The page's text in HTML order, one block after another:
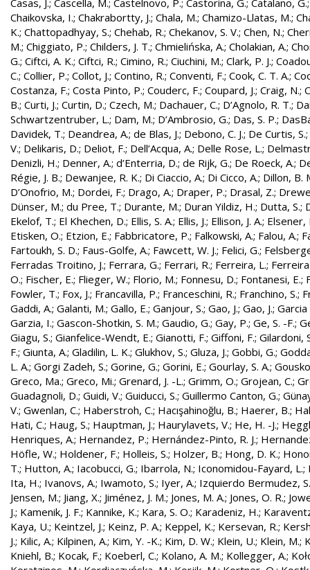
Casas, J.; Cascella, M.; Castelnovo, P.; Castorina, G.; Catalano, G.
Chaikovska, I.; Chakrabortty, J.; Chala, M.; Chamizo-Llatas, M.;
K.; Chattopadhyay, S.; Chehab, R.; Chekanov, S. V.; Chen, N.;
M.; Chiggiato, P.; Childers, J. T.; Chmielińska, A.; Cholakian, A.;
G.; Ciftci, A. K.; Ciftci, R.; Cimino, R.; Ciuchini, M.; Clark, P. J.;
C.; Collier, P.; Collot, J.; Contino, R.; Conventi, F.; Cook, C. T. A.;
Costanza, F.; Costa Pinto, P.; Couderc, F.; Coupard, J.; Craig, N.;
B.; Curti, J.; Curtin, D.; Czech, M.; Dachauer, C.; D’Agnolo, R. T.;
Schwartzentruber, L.; Dam, M.; D’Ambrosio, G.; Das, S. P.;
Davidek, T.; Deandrea, A.; de Blas, J.; Debono, C. J.; De Curtis, S.;
V.; Delikaris, D.; Deliot, F.; Dell’Acqua, A.; Delle Rose, L.;
Denizli, H.; Denner, A.; d’Enterria, D.; de Rijk, G.; De Roeck, A.;
Régie, J. B.; Dewanjee, R. K.; Di Ciaccio, A.; Di Cicco, A.; Dillon, B.
D’Onofrio, M.; Dordei, F.; Drago, A.; Draper, P.; Drasal, Z.;
Dünser, M.; du Pree, T.; Durante, M.; Duran Yildiz, H.; Dutta, S.;
Ekelof, T.; El Khechen, D.; Ellis, S. A.; Ellis, J.; Ellison, J. A.; Elsener,
Etisken, O.; Etzion, E.; Fabbricatore, P.; Falkowski, A.; Falou, A.;
Fartoukh, S. D.; Faus-Golfe, A.; Fawcett, W. J.; Felici, G.;
Ferradas Troitino, J.; Ferrara, G.; Ferrari, R.; Ferreira, L.;
O.; Fischer, E.; Flieger, W.; Florio, M.; Fonnesu, D.; Fontanesi, E.;
Fowler, T.; Fox, J.; Francavilla, P.; Franceschini, R.; Franchino, S.;
Gaddi, A.; Galanti, M.; Gallo, E.; Ganjour, S.; Gao, J.; Gao, J.; Garcia
Garzia, I.; Gascon-Shotkin, S. M.; Gaudio, G.; Gay, P.; Ge, S. -F.;
Giagu, S.; Gianfelice-Wendt, E.; Gianotti, F.; Giffoni, F.; Gilardoni,
F.; Giunta, A.; Gladilin, L. K.; Glukhov, S.; Gluza, J.; Gobbi, G.;
L. A.; Gorgi Zadeh, S.; Gorine, G.; Gorini, E.; Gourlay, S. A.;
Greco, Ma.; Greco, Mi.; Grenard, J. -L.; Grimm, O.; Grojean, C.;
Guadagnoli, D.; Guidi, V.; Guiducci, S.; Guillermo Canton, G.;
V.; Gwenlan, C.; Haberstroh, C.; Hacışahinoğlu, B.; Haerer, B.;
Hati, C.; Haug, S.; Hauptman, J.; Haurylavets, V.; He, H. -J.;
Henriques, A.; Hernandez, P.; Hernández-Pinto, R. J.;
Höfle, W.; Holdener, F.; Holleis, S.; Holzer, B.; Hong, D. K.;
T.; Hutton, A.; Iacobucci, G.; Ibarrola, N.; Iconomidou-Fayard, L.;
Ita, H.; Ivanovs, A.; Iwamoto, S.; Iyer, A.; Izquierdo Bermudez, S.
Jensen, M.; Jiang, X.; Jiménez, J. M.; Jones, M. A.; Jones, O. R.;
J.; Kamenik, J. F.; Kannike, K.; Kara, S. O.; Karadeniz, H.;
Kaya, U.; Keintzel, J.; Keinz, P. A.; Keppel, K.; Kersevan, R.;
J.; Kilic, A.; Kilpinen, A.; Kim, Y. -K.; Kim, D. W.; Klein, U.; Klein, M.;
Kniehl, B.; Kocak, F.; Koeberl, C.; Kolano, A. M.; Kollegger, A.;